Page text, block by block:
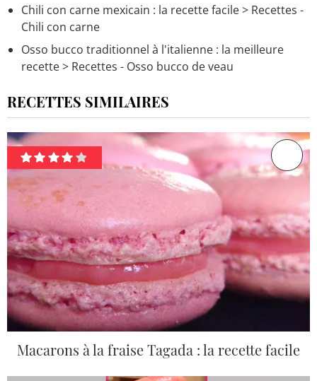
Chili con carne mexicain : la recette facile> Recettes -
Chili con carne
Osso bucco traditionnel à l'italienne : la meilleure
recette> Recettes - Osso bucco de veau
RECETTES SIMILAIRES
Macarons à la fraise Tagada : la recette facile